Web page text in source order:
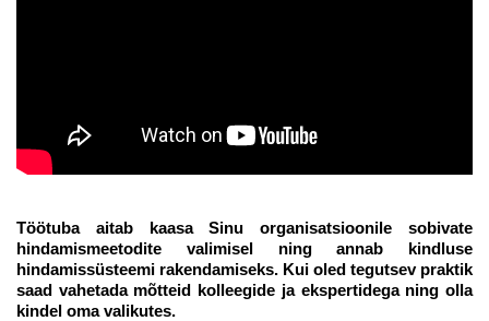
Töötuba aitab kaasa Sinu organisatsioonile sobivate
hindamismeetodite valimisel ning annab kindluse
hindamissüsteemi rakendamiseks. Kui oled tegutsev praktik
saad vahetada mõtteid kolleegide ja ekspertidega ning olla
kindel oma valikutes.